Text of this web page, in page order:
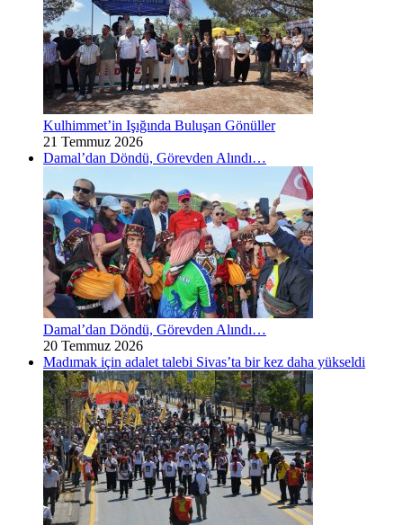
Kulhimmet’in Işığında Buluşan Gönüller
21 Temmuz 2026
Damal’dan Döndü, Görevden Alındı…
Damal’dan Döndü, Görevden Alındı…
20 Temmuz 2026
Madımak için adalet talebi Sivas’ta bir kez daha yükseldi